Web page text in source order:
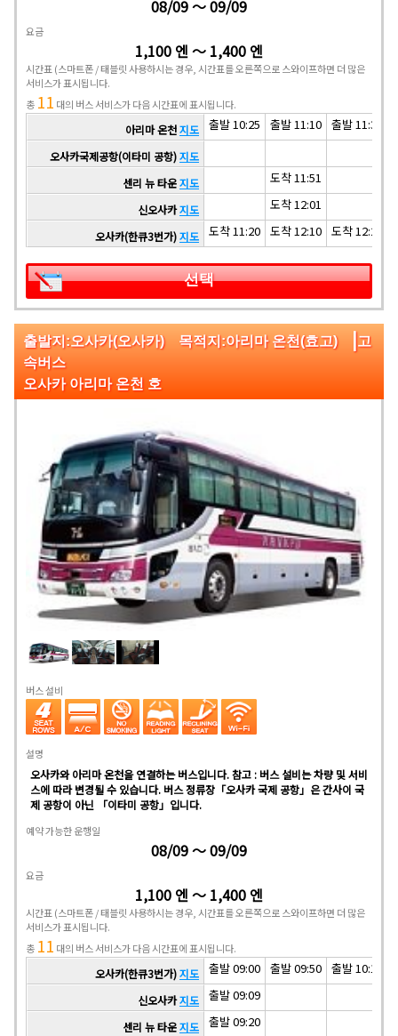
08/09 ～ 09/09
요금
1,100 엔 ～ 1,400 엔
시간표 (스마트폰 / 태블릿 사용하시는 경우, 시간표를 오른쪽으로 스와이프하면 더 많은
서비스가 표시됩니다.
총 11 대의 버스 서비스가 다음 시간표에 표시됩니다.
아리마 온천지도 출발 10:25 출발 11:10 출발 11:30
오사카국제공항(이타미 공항)지도
센리 뉴 타운지도 도착 11:51
신오사카지도 도착 12:01
오사카(한큐3번가)지도 도착 11:20 도착 12:10 도착 12:25
선택
출발지:오사카(오사카) 목적지:아리마 온천(효고) |고
속버스
오사카 아리마 온천 호
버스 설비
설명
오사카와 아리마 온천을 연결하는 버스입니다. 참고 : 버스 설비는 차량 및 서비
스에 따라 변경될 수 있습니다. 버스 정류장「오사카 국제 공항」은 간사이 국
제 공항이 아닌 「이타미 공항」입니다.
예약 가능한 운행일
08/09 ～ 09/09
요금
1,100 엔 ～ 1,400 엔
시간표 (스마트폰 / 태블릿 사용하시는 경우, 시간표를 오른쪽으로 스와이프하면 더 많은
서비스가 표시됩니다.
총 11 대의 버스 서비스가 다음 시간표에 표시됩니다.
오사카(한큐3번가)지도 출발 09:00 출발 09:50 출발 10:10
신오사카지도 출발 09:09
센리 뉴 타운지도 출발 09:20